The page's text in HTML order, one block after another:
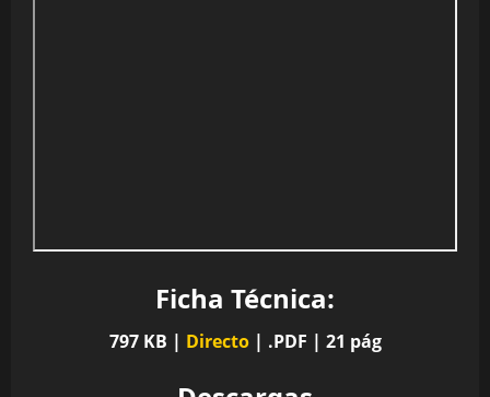
Ficha Técnica:
797 KB | Directo| .PDF | 21 pág